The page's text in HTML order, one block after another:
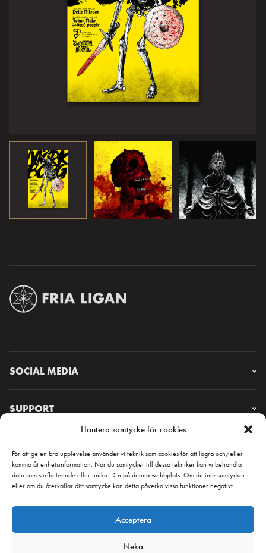
Hantera samtycke för cookies
För att ge en bra upplevelse använder vi teknik som cookies för att lagra och/eller
komma åt enhetsinformation. När du samtycker till dessa tekniker kan vi behandla
data som surfbeteende eller unika ID:n på denna webbplats. Om du inte samtycker
eller om du återkallar ditt samtycke kan detta påverka vissa funktioner negativt.
Acceptera
Neka
NYHETSBREV
SOCIAL MEDIA
Facebook
SUPPORT
FAQ & CONTACT